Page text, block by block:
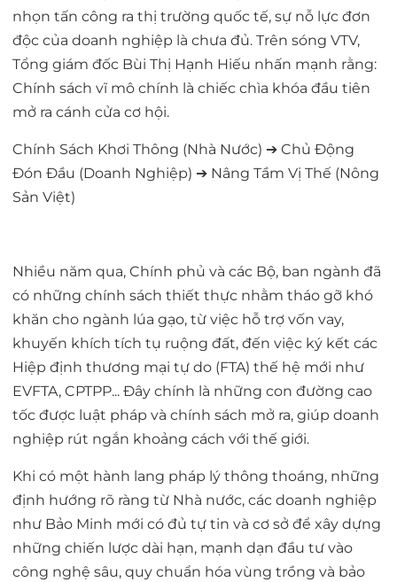
nhọn tấn công ra thị trường quốc tế, sự nỗ lực đơn
độc của doanh nghiệp là chưa đủ. Trên sóng VTV,
Tổng giám đốc Bùi Thị Hạnh Hiếu nhấn mạnh rằng:
Chính sách vĩ mô chính là chiếc chìa khóa đầu tiên
mở ra cánh cửa cơ hội.
Chính Sách Khơi Thông (Nhà Nước) ➔ Chủ Động
Đón Đầu (Doanh Nghiệp) ➔ Nâng Tầm Vị Thế (Nông
Sản Việt)
Nhiều năm qua, Chính phủ và các Bộ, ban ngành đã
có những chính sách thiết thực nhằm tháo gỡ khó
khăn cho ngành lúa gạo, từ việc hỗ trợ vốn vay,
khuyến khích tích tụ ruộng đất, đến việc ký kết các
Hiệp định thương mại tự do (FTA) thế hệ mới như
EVFTA, CPTPP... Đây chính là những con đường cao
tốc được luật pháp và chính sách mở ra, giúp doanh
nghiệp rút ngắn khoảng cách với thế giới.
Khi có một hành lang pháp lý thông thoáng, những
định hướng rõ ràng từ Nhà nước, các doanh nghiệp
như Bảo Minh mới có đủ tự tin và cơ sở để xây dựng
những chiến lược dài hạn, mạnh dạn đầu tư vào
công nghệ sâu, quy chuẩn hóa vùng trồng và bảo